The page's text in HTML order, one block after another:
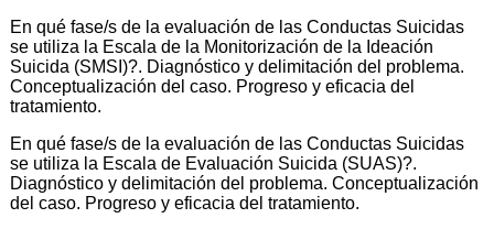
En qué fase/s de la evaluación de las Conductas Suicidas
se utiliza la Escala de la Monitorización de la Ideación
Suicida (SMSI)?. Diagnóstico y delimitación del problema.
Conceptualización del caso. Progreso y eficacia del
tratamiento.
En qué fase/s de la evaluación de las Conductas Suicidas
se utiliza la Escala de Evaluación Suicida (SUAS)?.
Diagnóstico y delimitación del problema. Conceptualización
del caso. Progreso y eficacia del tratamiento.